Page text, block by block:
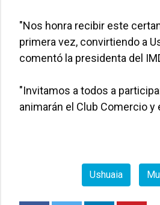
"Nos honra recibir este
primera vez, convirtiendo a
comentó la presidenta del
"Invitamos a todos a
animarán el Club Comercio
Ushuaia